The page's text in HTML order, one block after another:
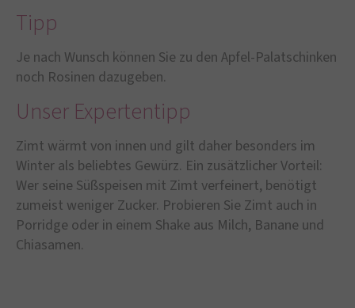
Tipp
Je nach Wunsch können Sie zu den Apfel-Palatschinken
noch Rosinen dazugeben.
Unser Expertentipp
Zimt wärmt von innen und gilt daher besonders im
Winter als beliebtes Gewürz. Ein zusätzlicher Vorteil:
Wer seine Süßspeisen mit Zimt verfeinert, benötigt
zumeist weniger Zucker. Probieren Sie Zimt auch in
Porridge oder in einem Shake aus Milch, Banane und
Chiasamen.